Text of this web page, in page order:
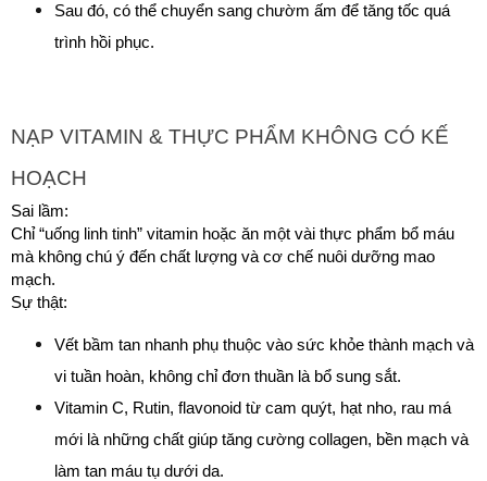
Sau đó, có thể chuyển sang chườm ấm để tăng tốc quá
trình hồi phục.
NẠP VITAMIN & THỰC PHẨM KHÔNG CÓ KẾ
HOẠCH
Sai lầm:
Chỉ “uống linh tinh” vitamin hoặc ăn một vài thực phẩm bổ máu
mà không chú ý đến chất lượng và cơ chế nuôi dưỡng mao
mạch.
Sự thật:
Vết bầm tan nhanh phụ thuộc vào sức khỏe thành mạch và
vi tuần hoàn, không chỉ đơn thuần là bổ sung sắt.
Vitamin C, Rutin, flavonoid từ cam quýt, hạt nho, rau má
mới là những chất giúp tăng cường collagen, bền mạch và
làm tan máu tụ dưới da.